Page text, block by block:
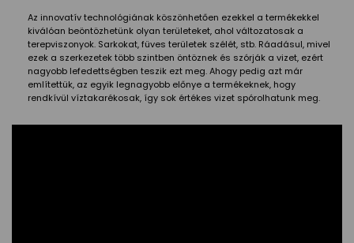
Az innovatív technológiának köszönhetően ezekkel a termékekkel
kiválóan beöntözhetünk olyan területeket, ahol változatosak a
terepviszonyok. Sarkokat, füves területek szélét, stb. Ráadásul, mivel
ezek a szerkezetek több szintben öntöznek és szórják a vizet, ezért
nagyobb lefedettségben teszik ezt meg. Ahogy pedig azt már
említettük, az egyik legnagyobb előnye a termékeknek, hogy
rendkívül víztakarékosak, így sok értékes vizet spórolhatunk meg.